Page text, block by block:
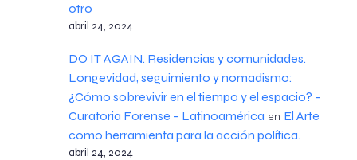
otro
abril 24, 2024
DO IT AGAIN. Residencias y comunidades.
Longevidad, seguimiento y nomadismo:
¿Cómo sobrevivir en el tiempo y el espacio? –
Curatoria Forense – Latinoamérica en El Arte
como herramienta para la acción política.
abril 24, 2024